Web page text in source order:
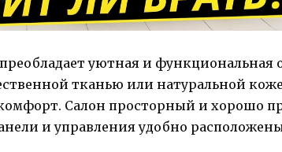
уютная и функциональная
тканью или натуральной
Салон просторный и хорошо
и управления удобно